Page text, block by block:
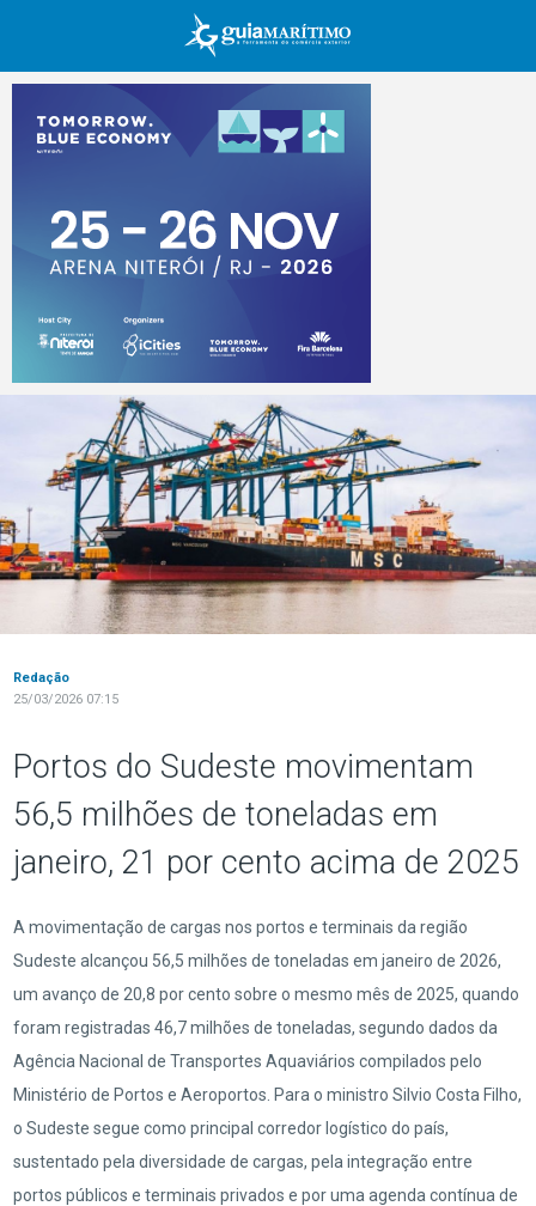
Redação
25/03/2026 07:15
Portos do Sudeste movimentam
56,5 milhões de toneladas em
janeiro, 21 por cento acima de 2025
A movimentação de cargas nos portos e terminais da região
Sudeste alcançou 56,5 milhões de toneladas em janeiro de 2026,
um avanço de 20,8 por cento sobre o mesmo mês de 2025, quando
foram registradas 46,7 milhões de toneladas, segundo dados da
Agência Nacional de Transportes Aquaviários compilados pelo
Ministério de Portos e Aeroportos. Para o ministro Silvio Costa Filho,
o Sudeste segue como principal corredor logístico do país,
sustentado pela diversidade de cargas, pela integração entre
portos públicos e terminais privados e por uma agenda contínua de